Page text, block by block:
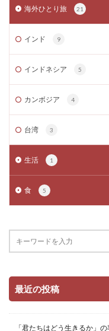
海外ひとり旅 21
インド 9
インドネシア 5
カンボジア 4
台湾 3
生活 1
食 5
最近の投稿
「君たちはどう生きるか」